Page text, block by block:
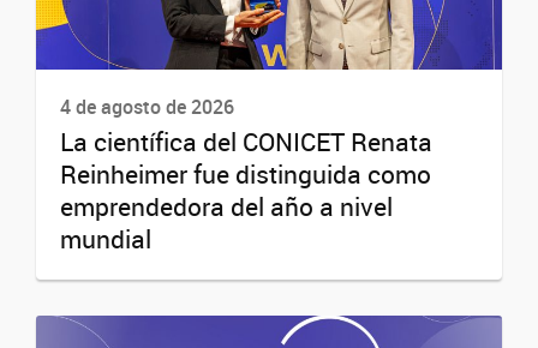
4 de agosto de 2026
La científica del CONICET Renata
Reinheimer fue distinguida como
emprendedora del año a nivel
mundial